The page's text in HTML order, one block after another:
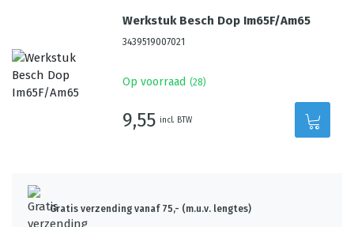
Werkstuk Besch Dop Im65F/Am65
3439519007021
Op voorraad (28)
9,55 incl. BTW
Gratis verzending vanaf 75,- (m.u.v. lengtes)